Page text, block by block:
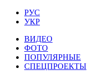
РУС
УКР
ВИДЕО
ФОТО
ПОПУЛЯРНЫЕ
СПЕЦПРОЕКТЫ